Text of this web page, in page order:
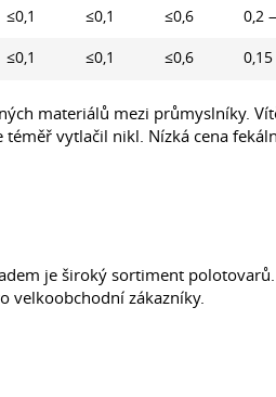
≤0,1 ≤0,1 ≤0,6 0,2
≤0,1 ≤0,1 ≤0,6
materiálů mezi průmyslníky.
téměř vytlačil nikl. Nízká cena
je široký sortiment
velkoobchodní zákazníky.